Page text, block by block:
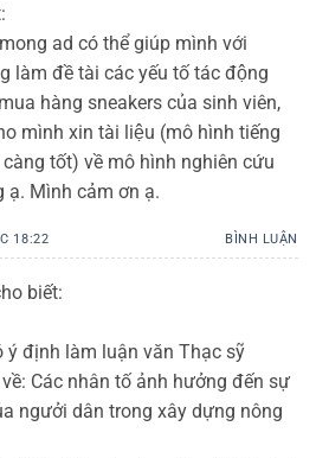
ad có thể giúp mình với
làm đề tài các yếu tố tác động
hàng sneakers của sinh viên,
mình xin tài liệu (mô hình tiếng
tốt) về mô hình nghiên cứu
ạ. Mình cảm ơn ạ.
18:22 BÌNH LUẬN
biết:
ý định làm luận văn Thạc sỹ
Các nhân tố ảnh hưởng đến sự
ngưởi dân trong xây dựng nông